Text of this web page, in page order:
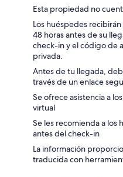
Esta propiedad no
Los huéspedes
48 horas antes de su
check-in y el código de
privada.
Antes de tu llegada,
través de un enlace
Se ofrece asistencia a
virtual
Se les recomienda a los
antes del check-in
La información
traducida con